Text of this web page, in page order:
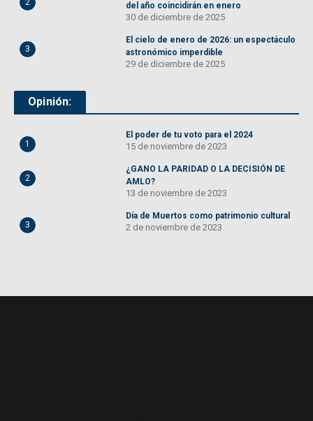
2 del año coincidirán en enero
30 de diciembre de 2025
3
El cielo de enero de 2026: un espectáculo
astronómico imperdible
29 de diciembre de 2025
Opinión:
1
El poder de tu voto para el 2024
15 de noviembre de 2023
2
¿GANO LA PARIDAD O LA DECISIÓN DE
AMLO?
13 de noviembre de 2023
3
Día de Muertos como patrimonio cultural
2 de noviembre de 2023